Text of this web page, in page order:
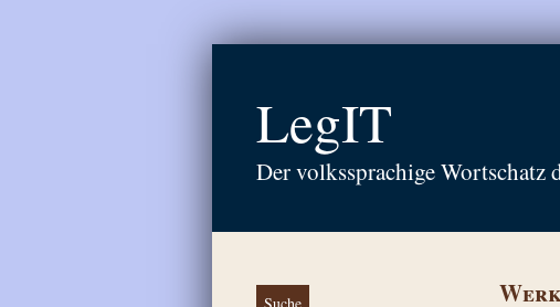
LegIT
Der volkssprachige Wortschatz